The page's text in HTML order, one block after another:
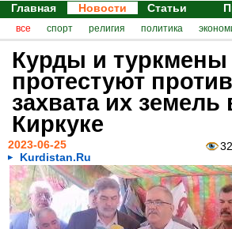
Главная Новости Статьи
все спорт религия политика
Курды и туркмены
протестуют против
захвата их земель
Киркуке
2023-06-25
Kurdistan.Ru